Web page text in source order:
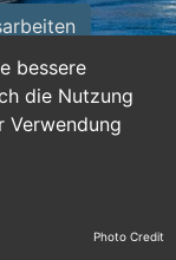
bessere
die Nutzung
Verwendung
Photo Credit